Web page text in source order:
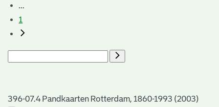
...
1
396-07.4 Pandkaarten Rotterdam, 1860-1993 (2003)